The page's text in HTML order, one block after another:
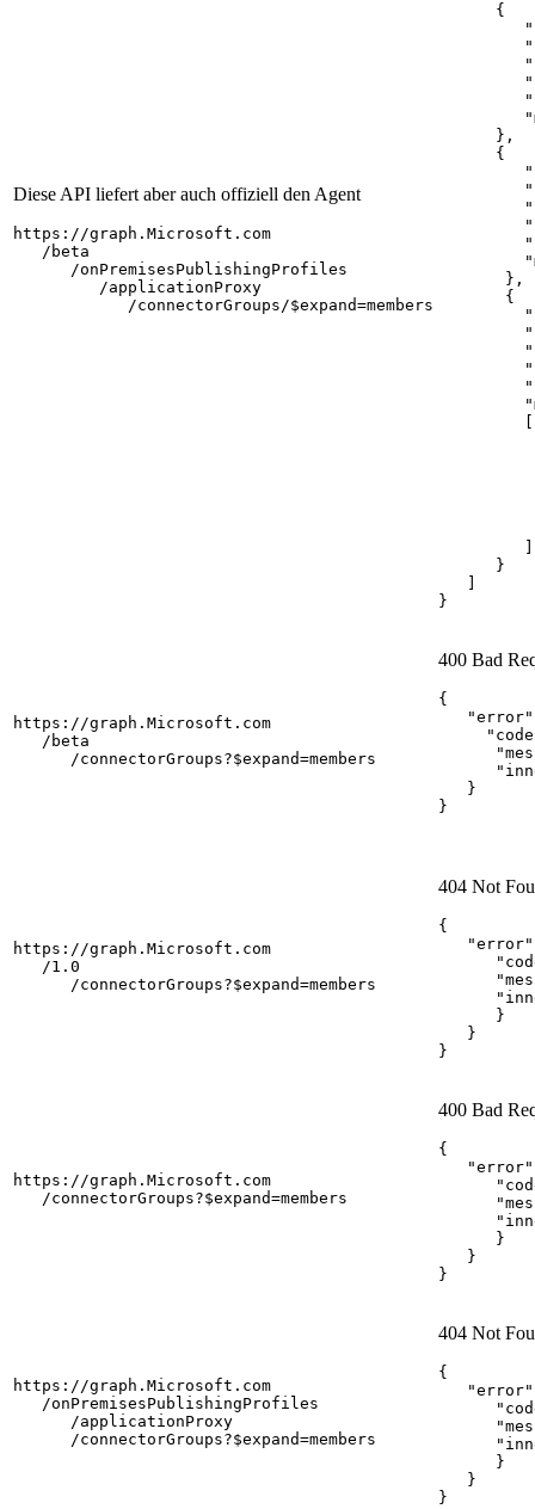
Diese API liefert aber auch offiziell den Agent
https://graph.Microsoft.com
   /beta
      /onPremisesPublishingProfiles
         /applicationProxy
            /connectorGroups/$expand=members
      {
      },
      {
       },
       {
      }
}
https://graph.Microsoft.com
   /beta
      /connectorGroups?$expand=members
400 Bad
{
   }
}
https://graph.Microsoft.com
   /1.0
      /connectorGroups?$expand=members
404 Not
{
      }
   }
}
https://graph.Microsoft.com
   /connectorGroups?$expand=members
400 Bad
{
      }
   }
}
https://graph.Microsoft.com
   /onPremisesPublishingProfiles
      /applicationProxy
      /connectorGroups?$expand=members
404 Not
{
      }
   }
}